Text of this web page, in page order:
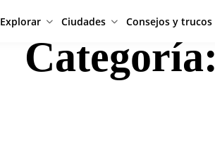
Explorar Ciudades Consejos y trucos
Categoría: